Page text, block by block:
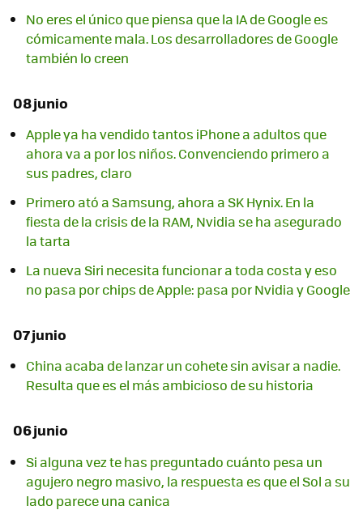
No eres el único que piensa que la IA de Google es
cómicamente mala. Los desarrolladores de Google
también lo creen
08 junio
Apple ya ha vendido tantos iPhone a adultos que
ahora va a por los niños. Convenciendo primero a
sus padres, claro
Primero ató a Samsung, ahora a SK Hynix. En la
fiesta de la crisis de la RAM, Nvidia se ha asegurado
la tarta
La nueva Siri necesita funcionar a toda costa y eso
no pasa por chips de Apple: pasa por Nvidia y Google
07 junio
China acaba de lanzar un cohete sin avisar a nadie.
Resulta que es el más ambicioso de su historia
06 junio
Si alguna vez te has preguntado cuánto pesa un
agujero negro masivo, la respuesta es que el Sol a su
lado parece una canica